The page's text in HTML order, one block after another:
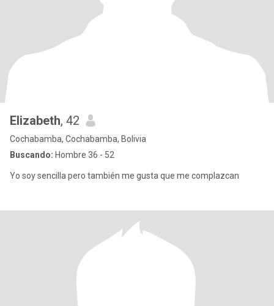
Elizabeth, 42
Cochabamba, Cochabamba, Bolivia
Buscando: Hombre 36 - 52
Yo soy sencilla pero también me gusta que me complazcan